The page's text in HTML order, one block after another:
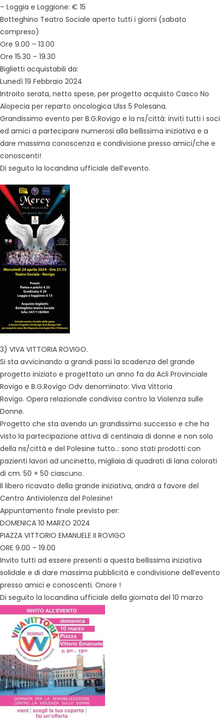
– Loggia e Loggione: € 15
Botteghino Teatro Sociale aperto tutti i giorni (sabato
compreso)
Ore 9.00 – 13.00
Ore 15.30 – 19.30
Biglietti acquistabili da:
Lunedì 19 Febbraio 2024
Introito serata, netto spese, per progetto acquisto Casco No
Alopecia per reparto oncologica Ulss 5 Polesana.
Grandissimo evento per B.G.Rovigo e la ns/città: inviti tutti i soci
ed amici a partecipare numerosi alla bellissima iniziativa e a
dare massima conoscenza e condivisione presso amici/che e
conoscenti!
Di seguito la locandina ufficiale dell’evento.
3) VIVA VITTORIA ROVIGO.
Si sta avvicinando a grandi passi la scadenza del grande
progetto iniziato e progettato un anno fa da Acli Provinciale
Rovigo e B.G.Rovigo Odv denominato: Viva Vittoria
Rovigo. Opera relazionale condivisa contro la Violenza sulle
Donne.
Progetto che sta avendo un grandissimo successo e che ha
visto la partecipazione attiva di centinaia di donne e non solo
della ns/città e del Polesine tutto..: sono stati prodotti con
pazienti lavori ad uncinetto, migliaia di quadrati di lana colorati
di cm. 50 × 50 ciascuno.
Il libero ricavato della grande iniziativa, andrà a favore del
Centro Antiviolenza del Polesine!
Appuntamento finale previsto per:
DOMENICA 10 MARZO 2024
PIAZZA VITTORIO EMANUELE II ROVIGO
ORE 9.00 – 19.00
Invito tutti ad essere presenti a questa bellissima iniziativa
solidale e di dare massima pubblicità e condivisione dell’evento
presso amici e conoscenti. Onore !
Di seguito la locandina ufficiale della giornata del 10 marzo